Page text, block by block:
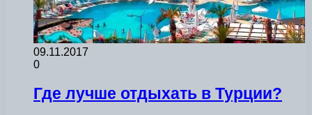
09.11.2017
0
Где лучше отдыхать в Турции?